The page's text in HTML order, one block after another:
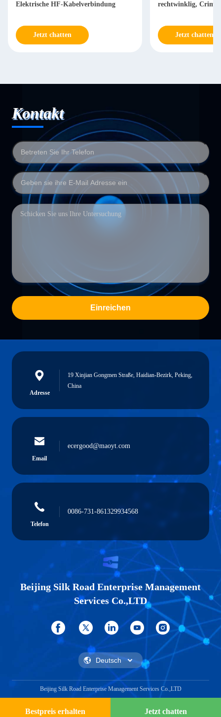
Bestpreis erhalten Jetzt chatten
Elektrische HF-Kabelverbindung
Jetzt chatten
rechtwinklig, Crimp-
Jetzt chatten
Kontakt
Einreichen
Adresse
19 Xinjian Gongmen Straße, Haidian-Bezirk, Peking,
China
Email
ecergood@maoyt.com
Telefon
0086-731-861329934568
Beijing Silk Road Enterprise Management
Services Co.,LTD
Beijing Silk Road Enterprise Management Services Co.,LTD
Jetzt Chatten